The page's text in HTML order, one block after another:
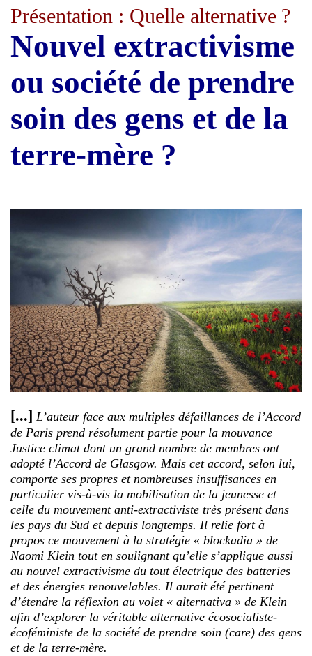
Présentation : Quelle alternative ?
Nouvel extractivisme
ou société de prendre
soin des gens et de la
terre-mère ?
[...] L’auteur face aux multiples défaillances de l’Accord
de Paris prend résolument partie pour la mouvance
Justice climat dont un grand nombre de membres ont
adopté l’Accord de Glasgow. Mais cet accord, selon lui,
comporte ses propres et nombreuses insuffisances en
particulier vis-à-vis la mobilisation de la jeunesse et
celle du mouvement anti-extractiviste très présent dans
les pays du Sud et depuis longtemps. Il relie fort à
propos ce mouvement à la stratégie « blockadia » de
Naomi Klein tout en soulignant qu’elle s’applique aussi
au nouvel extractivisme du tout électrique des batteries
et des énergies renouvelables. Il aurait été pertinent
d’étendre la réflexion au volet « alternativa » de Klein
afin d’explorer la véritable alternative écosocialiste-
écoféministe de la société de prendre soin (care) des gens
et de la terre-mère.